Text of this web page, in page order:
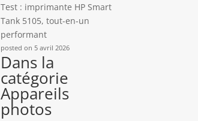
Test : imprimante HP Smart
Tank 5105, tout-en-un
performant
posted on 5 avril 2026
Dans la
catégorie
Appareils
photos